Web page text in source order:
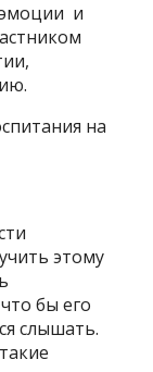
и
на
этому
бы его
слышать.